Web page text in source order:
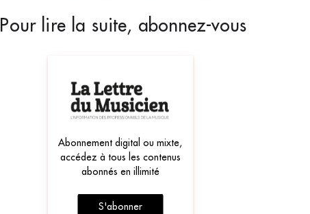
Pour lire la suite, abonnez-vous
Abonnement digital ou mixte,
accédez à tous les contenus
abonnés en illimité
S'abonner